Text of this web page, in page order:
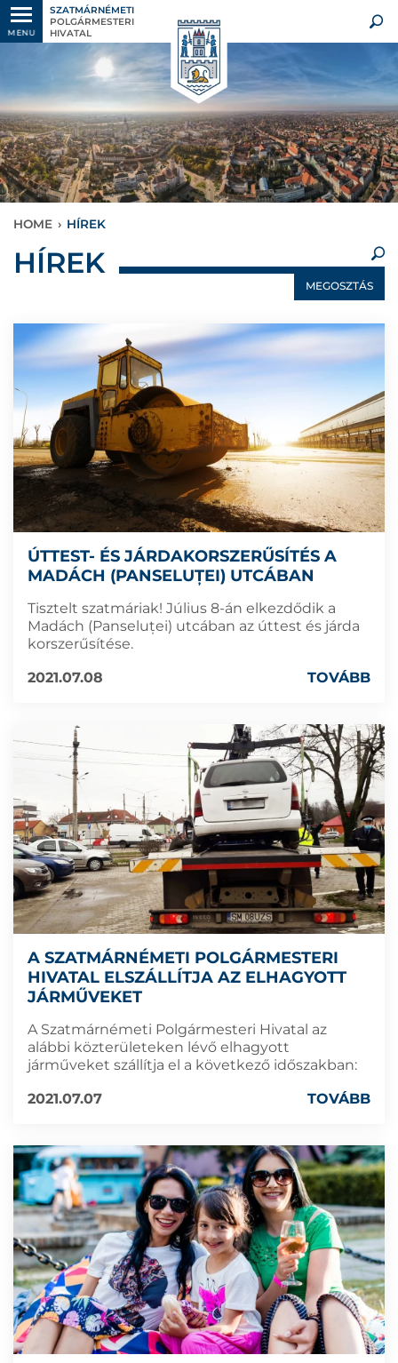
MENU
SZATMÁRNÉMETI
POLGÁRMESTERI
HIVATAL
HOME › HÍREK
×
HÍREK
MEGOSZTÁS
ÚTTEST- ÉS JÁRDAKORSZERŰSÍTÉS A
MADÁCH (PANSELUȚEI) UTCÁBAN
Tisztelt szatmáriak! Július 8-án elkezdődik a
Madách (Panseluței) utcában az úttest és járda
korszerűsítése.
2021.07.08
TOVÁBB
A SZATMÁRNÉMETI POLGÁRMESTERI
HIVATAL ELSZÁLLÍTJA AZ ELHAGYOTT
JÁRMŰVEKET
A Szatmárnémeti Polgármesteri Hivatal az
alábbi közterületeken lévő elhagyott
járműveket szállítja el a következő időszakban:
2021.07.07
TOVÁBB